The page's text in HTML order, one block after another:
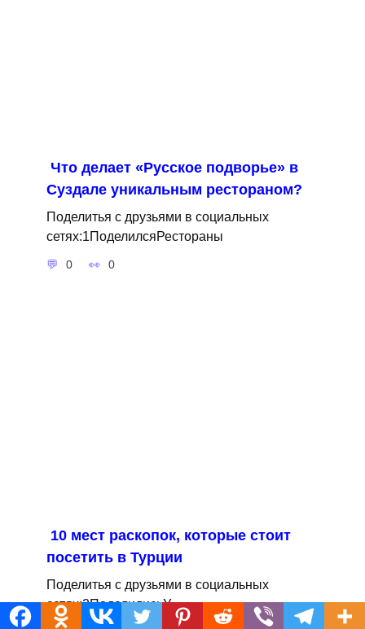
Что делает «Русское подворье» в
Суздале уникальным рестораном?
Поделитья с друзьями в социальных
сетях:1ПоделилсяРестораны
0 0
10 мест раскопок, которые стоит
посетить в Турции
Поделитья с друзьями в социальных
сетях:2ПоделилисьУ